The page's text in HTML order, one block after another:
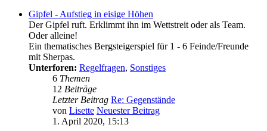
Gipfel - Aufstieg in eisige Höhen
Der Gipfel ruft. Erklimmt ihn im Wettstreit oder als Team.
Oder alleine!
Ein thematisches Bergsteigerspiel für 1 - 6 Feinde/Freunde
mit Sherpas.
Unterforen: Regelfragen, Sonstiges
6 Themen
12 Beiträge
Letzter Beitrag Re: Gegenstände
von Lisette Neuester Beitrag
1. April 2020, 15:13